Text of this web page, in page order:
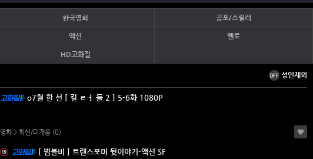
한국영화 공포/스릴러
액션 멜로
HD고화질
성인제외
o7월 한 선 [ 킬 ㄹㅓ 들 2 ] 5-6화 1080P
영화 > 최신/미개봉 (0)
[ 범블비 ] 트랜스포머 뒷이야기-액션 SF